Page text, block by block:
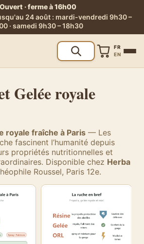
Ouvert · ferme à 16h00
24 août : mardi-vendredi 9h30 –
· samedi 9h30 – 18h30
FR
EN
Gelée royale
royale fraîche à Paris — Les
fascinent l’humanité depuis
propriétés nutritionnelles et
Disponible chez Herba
Roussel, Paris 12e.